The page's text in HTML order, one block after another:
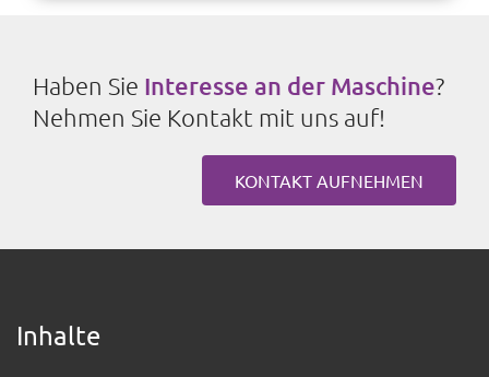
Haben Sie Interesse an der Maschine?
Nehmen Sie Kontakt mit uns auf!
KONTAKT AUFNEHMEN
Inhalte